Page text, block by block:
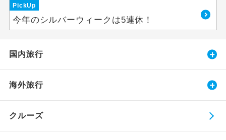
PickUp
今年のシルバーウィークは5連休！
国内旅行
海外旅行
クルーズ